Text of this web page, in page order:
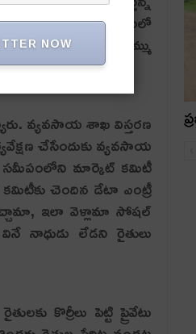
ఈ నామ్‌ విధానంలో
తెరపైకి తీసుకొచ్చి సొమ్ము
వ్యవసాయ శాఖ విస్తరణ
చేసేందుకు వ్యవసాయ
సమీపంలోని మార్కెట్‌ కమిటీ
చెందిన డేటా ఎంట్రీ
ఇలా వెళ్లామా సోషల్‌
నాధుడు లేడని రైతులు
కొర్రీలు పెట్టి ప్రైవేటు
NOW